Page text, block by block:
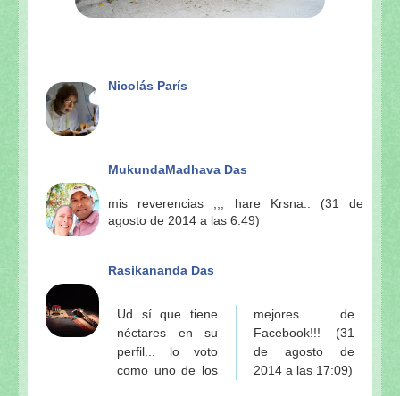
Nicolás París
MukundaMadhava Das
mis reverencias ,,, hare Krsna.. (31 de
agosto de 2014 a las 6:49)
Rasikananda Das
Ud sí que tiene
néctares en su
perfil... lo voto
como uno de los
mejores de
Facebook!!! (31
de agosto de
2014 a las 17:09)